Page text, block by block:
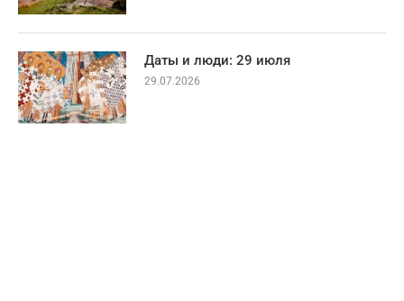
Даты и люди: 29 июля
29.07.2026